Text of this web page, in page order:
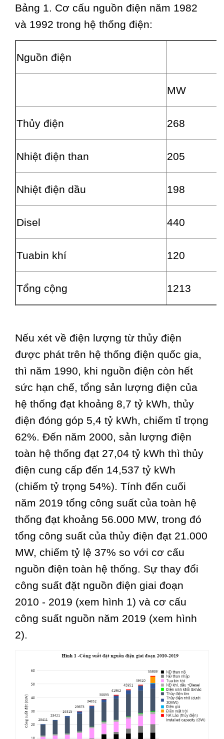
Bảng 1. Cơ cấu nguồn điện năm 1982
và 1992 trong hệ thống điện:
Nguồn điện
MW
Thủy điện 268
Nhiệt điện than 205
Nhiệt điện dầu 198
Disel 440
Tuabin khí 120
Tổng cộng 1213
Nếu xét về điện lượng từ thủy điện
được phát trên hệ thống điện quốc gia,
thì năm 1990, khi nguồn điện còn hết
sức hạn chế, tổng sản lượng điện của
hệ thống đạt khoảng 8,7 tỷ kWh, thủy
điện đóng góp 5,4 tỷ kWh, chiếm tỉ trọng
62%. Đến năm 2000, sản lượng điện
toàn hệ thống đạt 27,04 tỷ kWh thì thủy
điện cung cấp đến 14,537 tỷ kWh
(chiếm tỷ trọng 54%). Tính đến cuối
năm 2019 tổng công suất của toàn hệ
thống đạt khoảng 56.000 MW, trong đó
tổng công suất của thủy điện đạt 21.000
MW, chiếm tỷ lệ 37% so với cơ cấu
nguồn điện toàn hệ thống. Sự thay đổi
công suất đặt nguồn điện giai đoạn
2010 - 2019 (xem hình 1) và cơ cấu
công suất nguồn năm 2019 (xem hình
2).